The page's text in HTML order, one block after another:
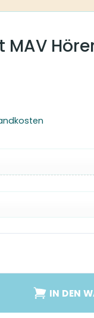
IN DEN